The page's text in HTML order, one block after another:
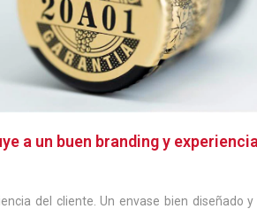
a un buen branding y experiencia
del cliente. Un envase bien diseñado y